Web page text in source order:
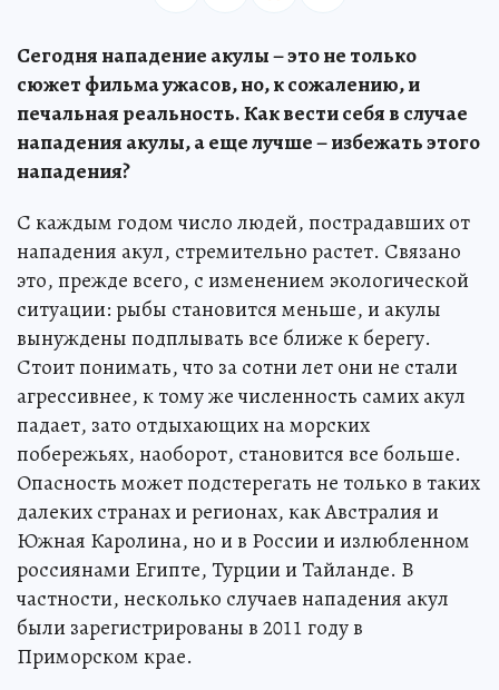
Сегодня нападение акулы – это не только
сюжет фильма ужасов, но, к сожалению, и
печальная реальность. Как вести себя в случае
нападения акулы, а еще лучше – избежать этого
нападения?
С каждым годом число людей, пострадавших от
нападения акул, стремительно растет. Связано
это, прежде всего, с изменением экологической
ситуации: рыбы становится меньше, и акулы
вынуждены подплывать все ближе к берегу.
Стоит понимать, что за сотни лет они не стали
агрессивнее, к тому же численность самих акул
падает, зато отдыхающих на морских
побережьях, наоборот, становится все больше.
Опасность может подстерегать не только в таких
далеких странах и регионах, как Австралия и
Южная Каролина, но и в России и излюбленном
россиянами Египте, Турции и Тайланде. В
частности, несколько случаев нападения акул
были зарегистрированы в 2011 году в
Приморском крае.